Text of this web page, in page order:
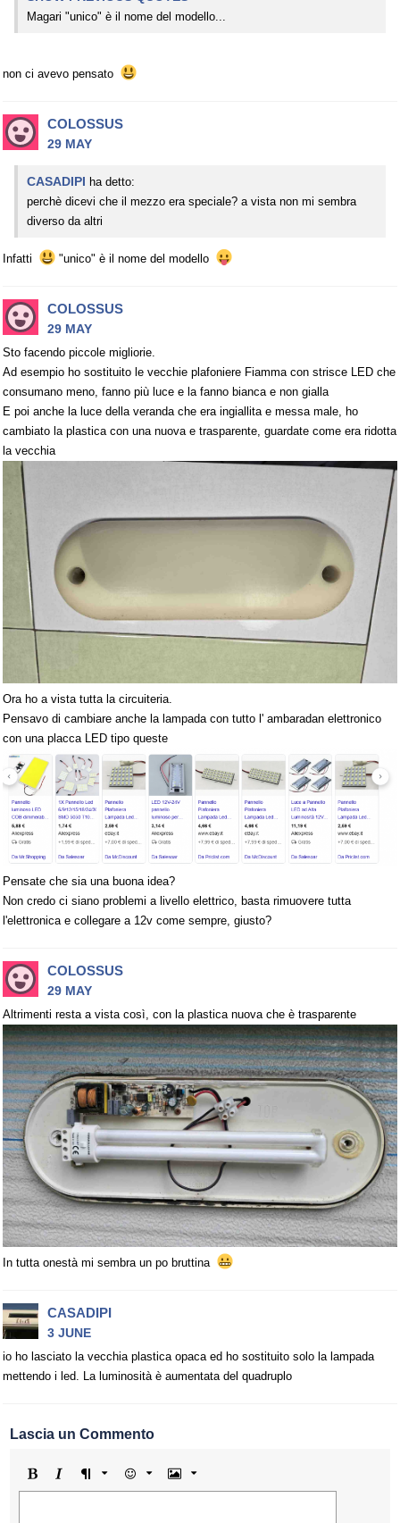
Magari "unico" è il nome del modello...
non ci avevo pensato
COLOSSUS
29 MAY
CASADIPI ha detto:
perchè dicevi che il mezzo era speciale? a vista non mi sembra
diverso da altri
Infatti "unico" è il nome del modello
COLOSSUS
29 MAY
Sto facendo piccole migliorie.
Ad esempio ho sostituito le vecchie plafoniere Fiamma con strisce LED che
consumano meno, fanno più luce e la fanno bianca e non gialla
E poi anche la luce della veranda che era ingiallita e messa male, ho
cambiato la plastica con una nuova e trasparente, guardate come era ridotta
la vecchia
Ora ho a vista tutta la circuiteria.
Pensavo di cambiare anche la lampada con tutto l' ambaradan elettronico
con una placca LED tipo queste
Pensate che sia una buona idea?
Non credo ci siano problemi a livello elettrico, basta rimuovere tutta
l'elettronica e collegare a 12v come sempre, giusto?
COLOSSUS
29 MAY
Altrimenti resta a vista così, con la plastica nuova che è trasparente
In tutta onestà mi sembra un po bruttina
CASADIPI
3 JUNE
io ho lasciato la vecchia plastica opaca ed ho sostituito solo la lampada
mettendo i led. La luminosità è aumentata del quadruplo
Lascia un Commento
GrassettoCorsivo Formato Emoji